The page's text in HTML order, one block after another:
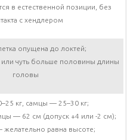
в естественной позиции, без
с хендлером
опущена до локтей;
чуть больше половины длины
головы
кг, самцы — 25–30 кг;
— 62 см (допуск +4 или -2 см);
желательно равна высоте;